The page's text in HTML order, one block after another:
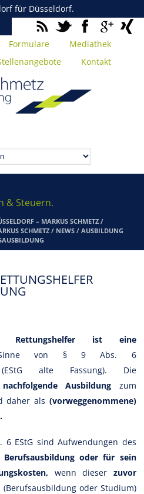
für Düsseldorf.
Formulare
Mediathek
Kontakt
& Steuern.
– MARKUS SCHMETZ /
SCHMETZ / NEWS /AUSBILDUNG
Rettungshelfer ist eine
von § 9 Abs. 6
(EStG alte Fassung). Die
Ausbildung zum
daher als (vorweggenommene)
.
6 EStG sind Aufwendungen des
oder für sein
wenn dieser zuvor
(Berufsausbildung oder Studium)